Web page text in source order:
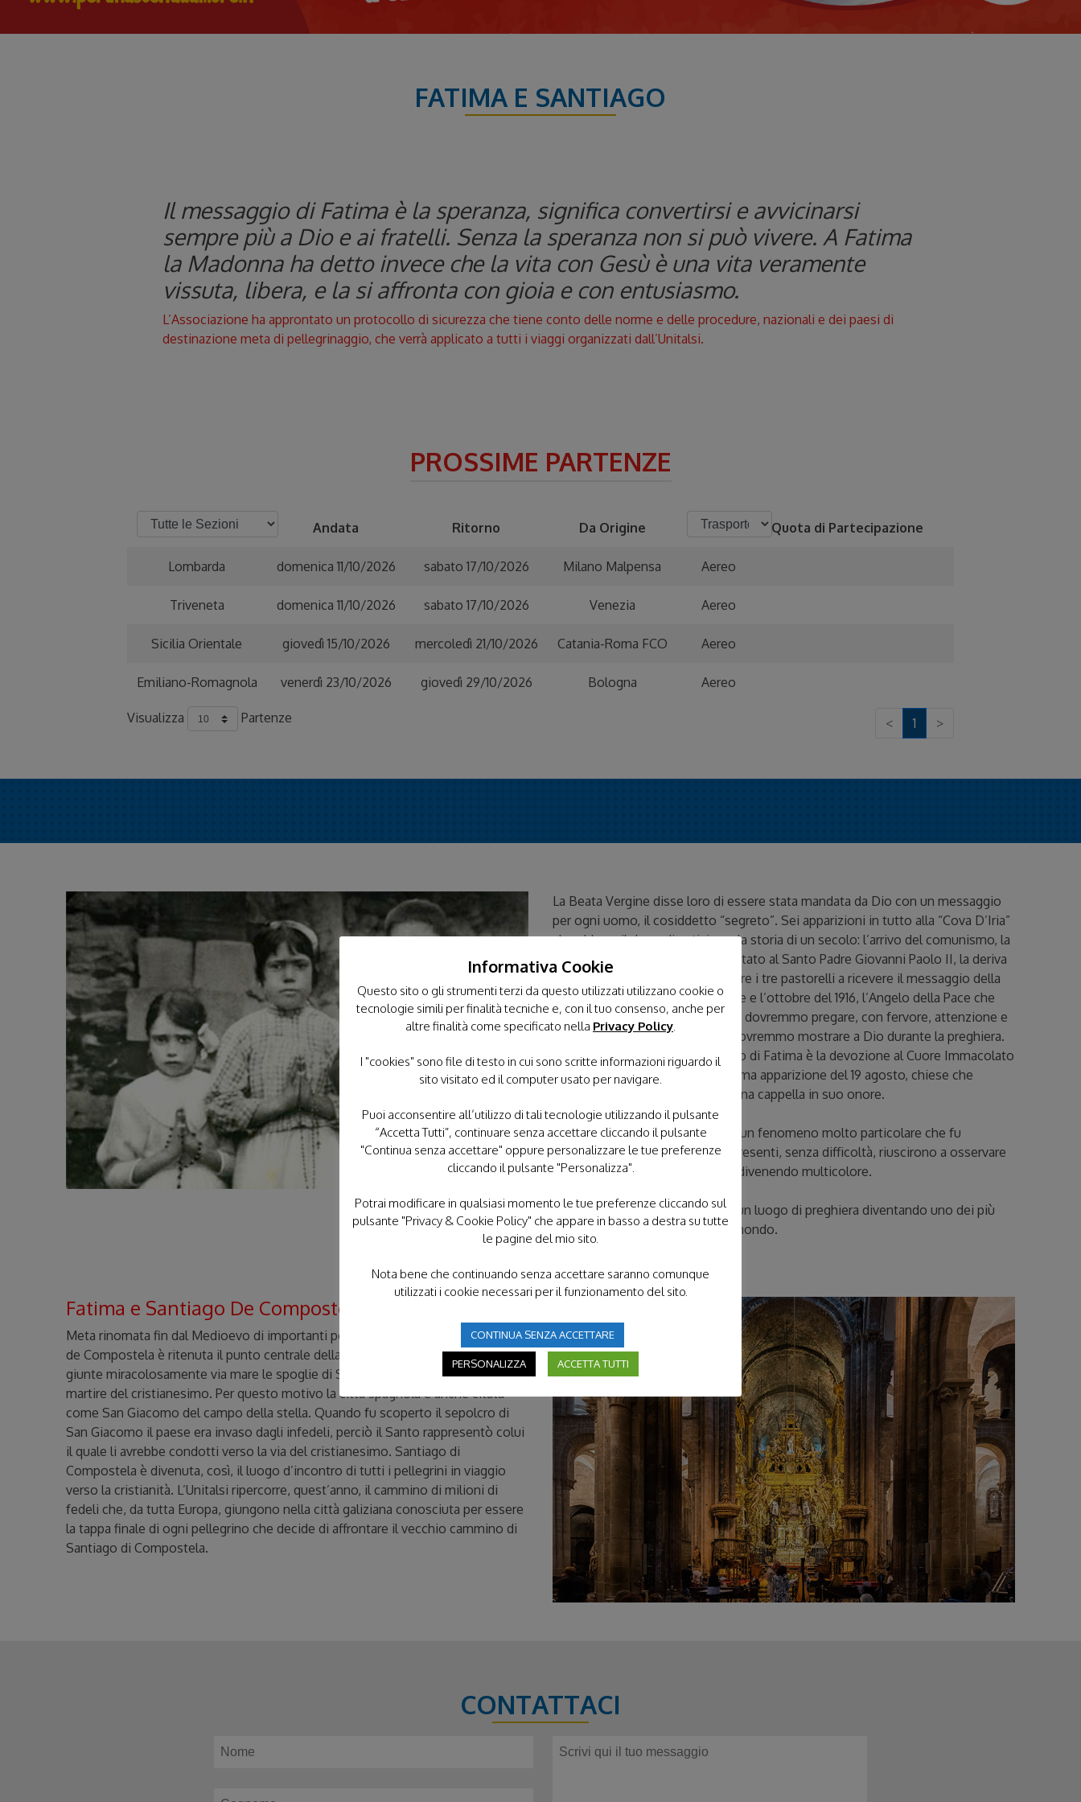
FATIMA E SANTIAGO
Il messaggio di Fatima è la speranza, significa convertirsi e avvicinarsi
sempre più a Dio e ai fratelli. Senza la speranza non si può vivere. A Fatima
la Madonna ha detto invece che la vita con Gesù è una vita veramente
vissuta, libera, e la si affronta con gioia e con entusiasmo.
L’Associazione ha approntato un protocollo di sicurezza che tiene conto delle norme e delle procedure, nazionali e dei paesi di
destinazione meta di pellegrinaggio, che verrà applicato a tutti i viaggi organizzati dall’Unitalsi.
PROSSIME PARTENZE
Andata Ritorno Da Origine Quota di Partecipazione
Lombarda domenica 11/10/2026 sabato 17/10/2026 Milano Malpensa Aereo
Triveneta domenica 11/10/2026 sabato 17/10/2026 Venezia Aereo
Sicilia Orientale giovedì 15/10/2026 mercoledì 21/10/2026 Catania-Roma FCO Aereo
Emiliano-Romagnola venerdì 23/10/2026 giovedì 29/10/2026 Bologna Aereo
Visualizza Partenze < 1 >
La Beata Vergine disse loro di essere stata mandata da Dio con un messaggio
per ogni uomo, il cosiddetto “segreto”. Sei apparizioni in tutto alla “Cova D’Iria”
che ebbero il dono di anticipare la storia di un secolo: l’arrivo del comunismo, la
seconda guerra mondiale, l’attentato al Santo Padre Giovanni Paolo II, la deriva
dell’ateismo moderno. A preparare i tre pastorelli a ricevere il messaggio della
Beata Vergine Maria fu, tra l’aprile e l’ottobre del 1916, l’Angelo della Pace che
dimostrò loro il modo in cui tutti dovremmo pregare, con fervore, attenzione e
compostezza, e il rispetto che dovremmo mostrare a Dio durante la preghiera.
Elemento centrale del messaggio di Fatima è la devozione al Cuore Immacolato
di Maria, proprio Lei che, nell’ultima apparizione del 19 agosto, chiese che
venisse costruita in quel luogo una cappella in suo onore.
Negli istanti successivi avvenne un fenomeno molto particolare che fu
chiamato “miracolo del sole”: i presenti, senza difficoltà, riuscirono a osservare
il sole che roteava su se stesso divenendo multicolore.
Da allora Fatima si trasformò in un luogo di preghiera diventando uno dei più
importanti Santuari Mariani del mondo.
Fatima e Santiago De Compostela
Meta rinomata fin dal Medioevo di importanti pellegrinaggi di fedeli, Santiago
de Compostela è ritenuta il punto centrale della cristianità. Qui sarebbero
giunte miracolosamente via mare le spoglie di San Giacomo, primo apostolo
martire del cristianesimo. Per questo motivo la città spagnola è anche citata
come San Giacomo del campo della stella. Quando fu scoperto il sepolcro di
San Giacomo il paese era invaso dagli infedeli, perciò il Santo rappresentò colui
il quale li avrebbe condotti verso la via del cristianesimo. Santiago di
Compostela è divenuta, così, il luogo d’incontro di tutti i pellegrini in viaggio
verso la cristianità. L’Unitalsi ripercorre, quest’anno, il cammino di milioni di
fedeli che, da tutta Europa, giungono nella città galiziana conosciuta per essere
la tappa finale di ogni pellegrino che decide di affrontare il vecchio cammino di
Santiago di Compostela.
CONTATTACI
Informativa Cookie
Questo sito o gli strumenti terzi da questo utilizzati utilizzano cookie o
tecnologie simili per finalità tecniche e, con il tuo consenso, anche per
altre finalità come specificato nella Privacy Policy.
I "cookies" sono file di testo in cui sono scritte informazioni riguardo il
sito visitato ed il computer usato per navigare.
Puoi acconsentire all’utilizzo di tali tecnologie utilizzando il pulsante
“Accetta Tutti”, continuare senza accettare cliccando il pulsante
"Continua senza accettare" oppure personalizzare le tue preferenze
cliccando il pulsante "Personalizza".
Potrai modificare in qualsiasi momento le tue preferenze cliccando sul
pulsante "Privacy & Cookie Policy" che appare in basso a destra su tutte
le pagine del mio sito.
Nota bene che continuando senza accettare saranno comunque
utilizzati i cookie necessari per il funzionamento del sito.
CONTINUA SENZA ACCETTARE
PERSONALIZZA ACCETTA TUTTI